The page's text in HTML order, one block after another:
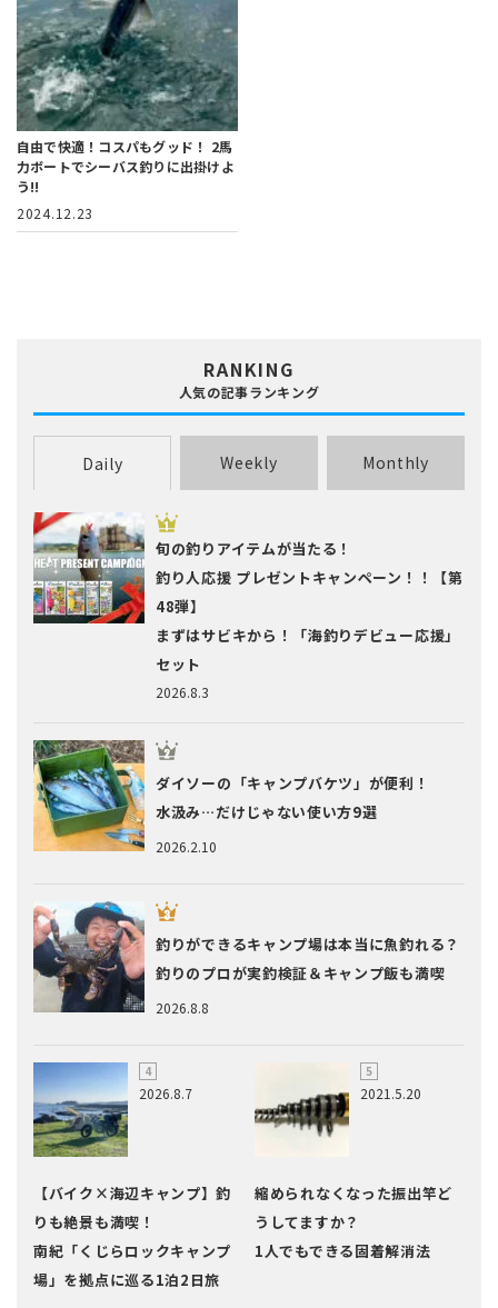
自由で快適！コスパもグッド！ 2馬
力ボートでシーバス釣りに出掛けよ
う!!
2024.12.23
RANKING
人気の記事ランキング
Daily Weekly Monthly
2026.8.3
旬の釣りアイテムが当たる！
釣り人応援 プレゼントキャンペーン！！【第
48弾】
まずはサビキから！「海釣りデビュー応援」
セット
2026.2.10
ダイソーの「キャンプバケツ」が便利！
水汲み…だけじゃない使い方9選
2026.8.8
釣りができるキャンプ場は本当に魚釣れる？
釣りのプロが実釣検証＆キャンプ飯も満喫
2026.8.7
【バイク×海辺キャンプ】釣
りも絶景も満喫！
南紀「くじらロックキャンプ
場」を拠点に巡る1泊2日旅
2021.5.20
縮められなくなった振出竿ど
うしてますか？
1人でもできる固着解消法